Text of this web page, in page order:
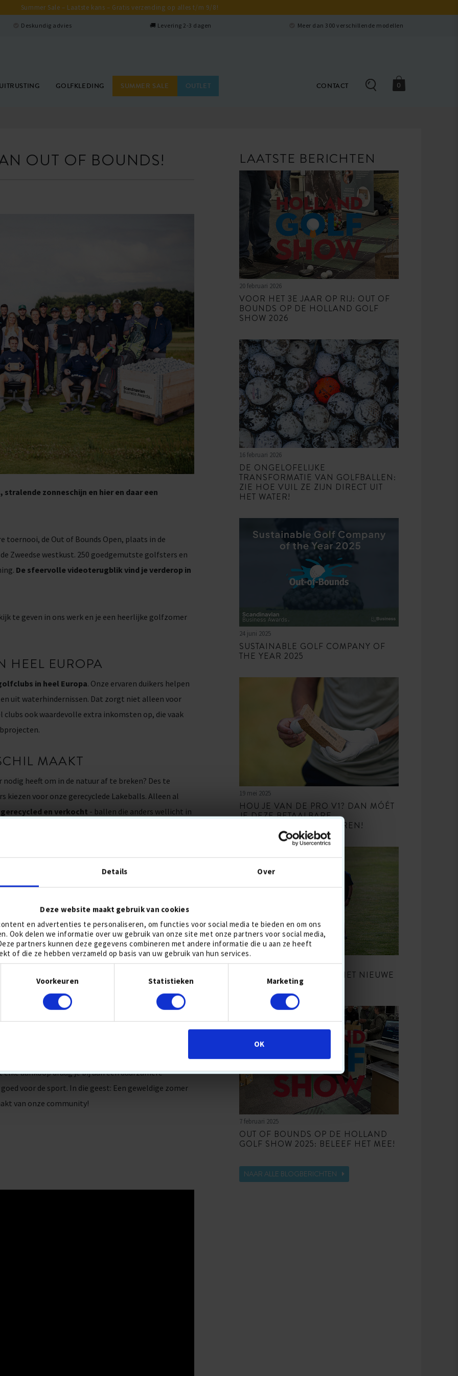
Details Over
Deze website maakt gebruik van cookies
en advertenties te personaliseren, om functies voor social media te bieden en om ons
Ook delen we informatie over uw gebruik van onze site met onze partners voor social media,
partners kunnen deze gegevens combineren met andere informatie die u aan ze heeft
of die ze hebben verzameld op basis van uw gebruik van hun services.
Voorkeuren Statistieken Marketing
OK
Summer Sale – Laatste kans – Gratis verzending op alles t/m 9/8!
Deskundig advies 🚚 Levering 2-3 dagen Meer dan 300 verschillende modellen
GOLFKLEDING SUMMER SALE OUTLET CONTACT 0
OUT OF BOUNDS!
zonneschijn en hier en daar een
toernooi, de Out of Bounds Open, plaats in de
Zweedse westkust. 250 goedgemutste golfsters en
De sfeervolle videoterugblik vind je verderop in
te geven in ons werk en je een heerlijke golfzomer
HEEL EUROPA
in heel Europa. Onze ervaren duikers helpen
uit waterhindernissen. Dat zorgt niet alleen voor
ook waardevolle extra inkomsten op, die vaak
MAAKT
heeft om in de natuur af te breken? Des te
voor onze gerecyclede Lakeballs. Alleen al
en verkocht - ballen die anders wellicht in
vervuilen. Onze producten worden geleverd in
pack of als populaire 50-box.
onopgemerkt:
Golf Company of the Year 2025"- een
over deze erkenning.
JE PORTEMONNEE
golfballen
bespaar je niet alleen het milieu, maar
en alles wat je ziet is direct uit voorraad
birdies of gewoon geniet van de rust en natuur:
aankoop draag je bij aan een duurzamere
voor de sport. In die geest: Een geweldige zomer
van onze community!
LAATSTE BERICHTEN
20 februari 2026
VOOR HET 3E JAAR OP RIJ: OUT OF
BOUNDS OP DE HOLLAND GOLF
SHOW 2026
16 februari 2026
DE ONGELOFELIJKE
TRANSFORMATIE VAN GOLFBALLEN:
ZIE HOE VUIL ZE ZIJN DIRECT UIT
HET WATER!
24 juni 2025
SUSTAINABLE GOLF COMPANY OF
THE YEAR 2025
19 mei 2025
HOU JE VAN DE PRO V1? DAN MÓÉT
JE DEZE BETAALBARE
ALTERNATIEVEN PROBEREN!
3 maart 2025
MAAK JE KLAAR VOOR HET NIEUWE
GOLFSEIZOEN
7 februari 2025
OUT OF BOUNDS OP DE HOLLAND
GOLF SHOW 2025: BELEEF HET MEE!
NAAR ALLE BLOGBERICHTEN